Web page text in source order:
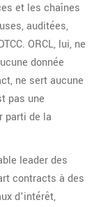
et les chaînes
auditées,
ORCL, lui, ne
donnée
ne sert aucune
pas une
parti de la
leader des
contracts à des
d’intérêt,